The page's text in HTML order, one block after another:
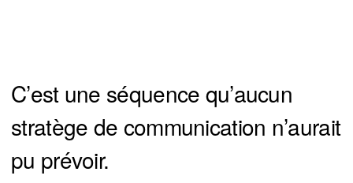
C’est une séquence qu’aucun
stratège de communication n’aurait
pu prévoir.